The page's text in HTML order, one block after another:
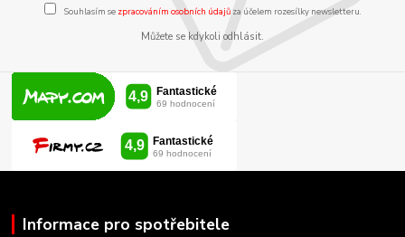
Souhlasím se zpracováním osobních údajůza účelem rozesílky newsletteru.
Můžete se kdykoli odhlásit.
Informace pro spotřebitele